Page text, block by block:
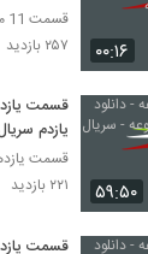
۰۰:۱۶
سریال
قسمت 11 ممنوعه
۲۵۷ بازدید
۵۹:۵۰
قسمت
یازدم
قسمت
۲۲۱ بازدید
قسمت